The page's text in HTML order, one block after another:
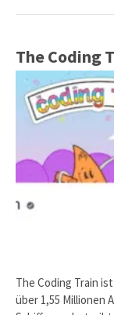
The Coding
The Coding Train
über 1,55 Millionen